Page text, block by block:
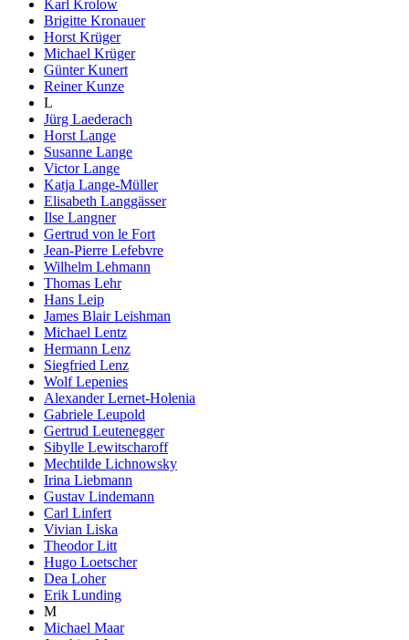
Karl Krolow
Brigitte Kronauer
Horst Krüger
Michael Krüger
Günter Kunert
Reiner Kunze
L
Jürg Laederach
Horst Lange
Susanne Lange
Victor Lange
Katja Lange-Müller
Elisabeth Langgässer
Ilse Langner
Gertrud von le Fort
Jean-Pierre Lefebvre
Wilhelm Lehmann
Thomas Lehr
Hans Leip
James Blair Leishman
Michael Lentz
Hermann Lenz
Siegfried Lenz
Wolf Lepenies
Alexander Lernet-Holenia
Gabriele Leupold
Gertrud Leutenegger
Sibylle Lewitscharoff
Mechtilde Lichnowsky
Irina Liebmann
Gustav Lindemann
Carl Linfert
Vivian Liska
Theodor Litt
Hugo Loetscher
Dea Loher
Erik Lunding
M
Michael Maar